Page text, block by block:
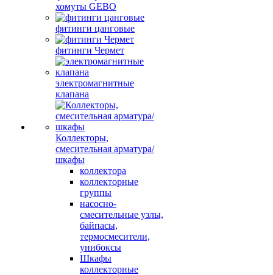
хомуты GEBO
фитинги цанговые
фитинги Чермет
электромагнитные
клапана
Коллекторы,
смесительная арматура/
шкафы
коллектора
коллекторные
группы
насосно-
смесительные узлы,
байпасы,
термосмесители,
унибоксы
Шкафы
коллекторные